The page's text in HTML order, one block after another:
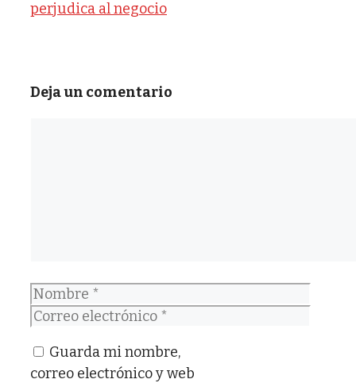
perjudica al negocio
Deja un comentario
Nombre
Correo
Guarda mi nombre,
correo electrónico y web